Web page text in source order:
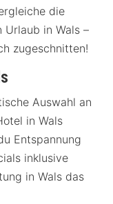
die
in Wals –
zugeschnitten!
Auswahl an
in Wals
Entspannung
inklusive
in Wals das